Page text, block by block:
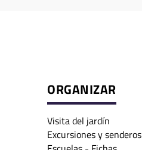
ORGANIZAR
Visita del jardín
Excursiones y senderos